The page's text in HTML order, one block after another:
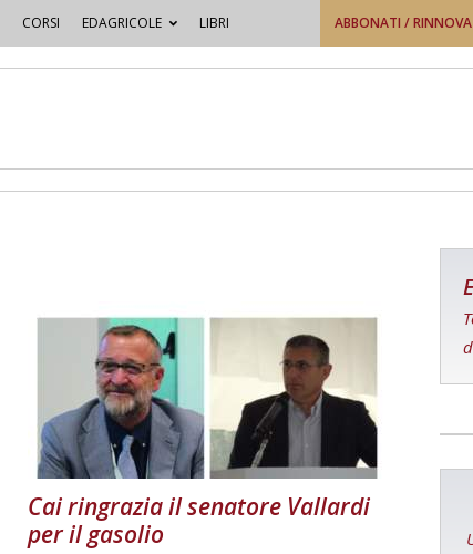
CORSI EDAGRICOLE LIBRI ABBONATI / RINNOVA
Cai ringrazia il senatore Vallardi
per il gasolio